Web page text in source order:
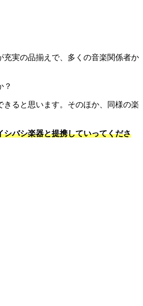
実の品揃えで、多くの音楽関係者か
？
ると思います。そのほか、同様の楽
バシ楽器と提携していってくださ